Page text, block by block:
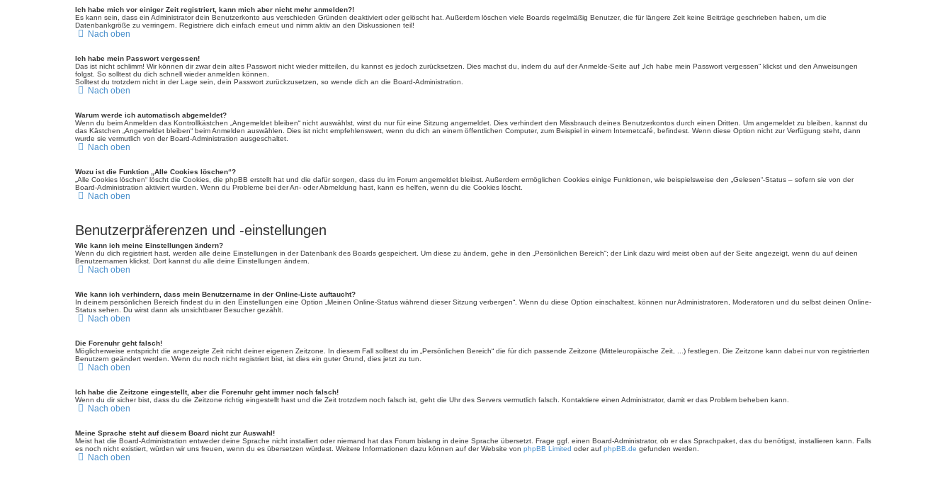
Ich habe mich vor einiger Zeit registriert, kann mich aber nicht mehr anmelden?!
Es kann sein, dass ein Administrator dein Benutzerkonto aus verschieden Gründen deaktiviert oder gelöscht hat. Außerdem löschen viele Boards regelmäßig Benutzer, die für längere Zeit keine Beiträge geschrieben haben, um die
Datenbankgröße zu verringern. Registriere dich einfach erneut und nimm aktiv an den Diskussionen teil!
Nach oben
Ich habe mein Passwort vergessen!
Das ist nicht schlimm! Wir können dir zwar dein altes Passwort nicht wieder mitteilen, du kannst es jedoch zurücksetzen. Dies machst du, indem du auf der Anmelde-Seite auf „Ich habe mein Passwort vergessen“ klickst und den Anweisungen
folgst. So solltest du dich schnell wieder anmelden können.
Solltest du trotzdem nicht in der Lage sein, dein Passwort zurückzusetzen, so wende dich an die Board-Administration.
Nach oben
Warum werde ich automatisch abgemeldet?
Wenn du beim Anmelden das Kontrollkästchen „Angemeldet bleiben“ nicht auswählst, wirst du nur für eine Sitzung angemeldet. Dies verhindert den Missbrauch deines Benutzerkontos durch einen Dritten. Um angemeldet zu bleiben, kannst du
das Kästchen „Angemeldet bleiben“ beim Anmelden auswählen. Dies ist nicht empfehlenswert, wenn du dich an einem öffentlichen Computer, zum Beispiel in einem Internetcafé, befindest. Wenn diese Option nicht zur Verfügung steht, dann
wurde sie vermutlich von der Board-Administration ausgeschaltet.
Nach oben
Wozu ist die Funktion „Alle Cookies löschen“?
„Alle Cookies löschen“ löscht die Cookies, die phpBB erstellt hat und die dafür sorgen, dass du im Forum angemeldet bleibst. Außerdem ermöglichen Cookies einige Funktionen, wie beispielsweise den „Gelesen“-Status – sofern sie von der
Board-Administration aktiviert wurden. Wenn du Probleme bei der An- oder Abmeldung hast, kann es helfen, wenn du die Cookies löscht.
Nach oben
Benutzerpräferenzen und -einstellungen
Wie kann ich meine Einstellungen ändern?
Wenn du dich registriert hast, werden alle deine Einstellungen in der Datenbank des Boards gespeichert. Um diese zu ändern, gehe in den „Persönlichen Bereich“; der Link dazu wird meist oben auf der Seite angezeigt, wenn du auf deinen
Benutzernamen klickst. Dort kannst du alle deine Einstellungen ändern.
Nach oben
Wie kann ich verhindern, dass mein Benutzername in der Online-Liste auftaucht?
In deinem persönlichen Bereich findest du in den Einstellungen eine Option „Meinen Online-Status während dieser Sitzung verbergen“. Wenn du diese Option einschaltest, können nur Administratoren, Moderatoren und du selbst deinen Online-
Status sehen. Du wirst dann als unsichtbarer Besucher gezählt.
Nach oben
Die Forenuhr geht falsch!
Möglicherweise entspricht die angezeigte Zeit nicht deiner eigenen Zeitzone. In diesem Fall solltest du im „Persönlichen Bereich“ die für dich passende Zeitzone (Mitteleuropäische Zeit, ...) festlegen. Die Zeitzone kann dabei nur von registrierten
Benutzern geändert werden. Wenn du noch nicht registriert bist, ist dies ein guter Grund, dies jetzt zu tun.
Nach oben
Ich habe die Zeitzone eingestellt, aber die Forenuhr geht immer noch falsch!
Wenn du dir sicher bist, dass du die Zeitzone richtig eingestellt hast und die Zeit trotzdem noch falsch ist, geht die Uhr des Servers vermutlich falsch. Kontaktiere einen Administrator, damit er das Problem beheben kann.
Nach oben
Meine Sprache steht auf diesem Board nicht zur Auswahl!
Meist hat die Board-Administration entweder deine Sprache nicht installiert oder niemand hat das Forum bislang in deine Sprache übersetzt. Frage ggf. einen Board-Administrator, ob er das Sprachpaket, das du benötigst, installieren kann. Falls
es noch nicht existiert, würden wir uns freuen, wenn du es übersetzen würdest. Weitere Informationen dazu können auf der Website von phpBB Limited oder auf phpBB.de gefunden werden.
Nach oben